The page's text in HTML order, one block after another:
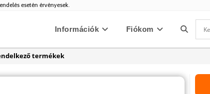
esetén érvényesek.
Információk Fiókom Toggle
termékek